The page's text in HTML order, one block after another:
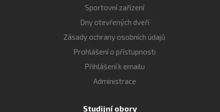
Sportovní zařízení
Dny otevřených dveří
Zásady ochrany osobních údajů
Prohlášení o přístupnosti
Přihlášení k emailu
Administrace
Studijní obory